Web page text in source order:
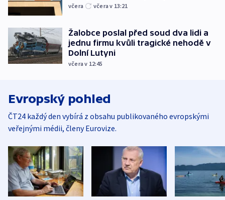
včera včera v 13:21
Žalobce poslal před soud dva lidi a
jednu firmu kvůli tragické nehodě v
Dolní Lutyni
včera v 12:45
Evropský pohled
ČT24 každý den vybírá z obsahu publikovaného evropskými
veřejnými médii, členy Eurovize.